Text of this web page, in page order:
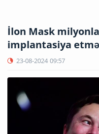
İlon Mask
implantasiya
23-08-2024 09:57